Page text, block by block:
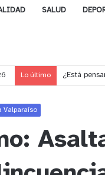
SALUD
Lo último
Valparaíso